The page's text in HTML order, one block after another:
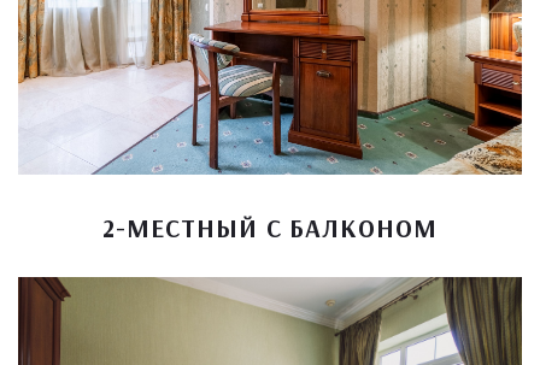
2-МЕСТНЫЙ С БАЛКОНОМ